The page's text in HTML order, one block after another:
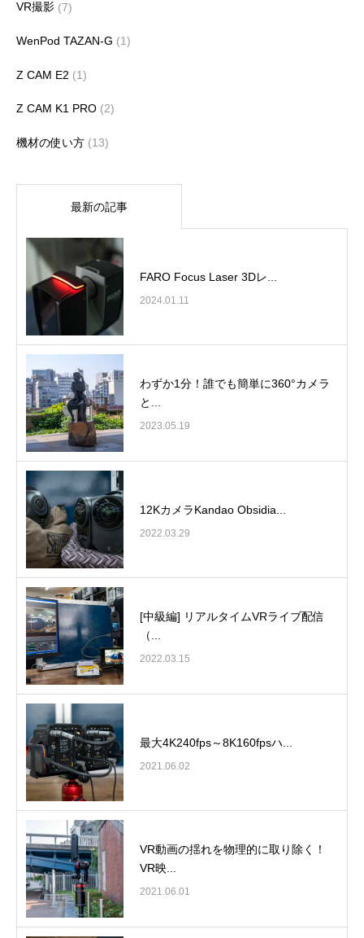
VR撮影 (7)
WenPod TAZAN-G (1)
Z CAM E2 (1)
Z CAM K1 PRO (2)
機材の使い方 (13)
最新の記事
FARO Focus Laser 3Dレ...
2024.01.11
わずか1分！誰でも簡単に360°カメラ
と...
2023.05.19
12KカメラKandao Obsidia...
2022.03.29
[中級編] リアルタイムVRライブ配信
（...
2022.03.15
最大4K240fps～8K160fpsハ...
2021.06.02
VR動画の揺れを物理的に取り除く！
VR映...
2021.06.01